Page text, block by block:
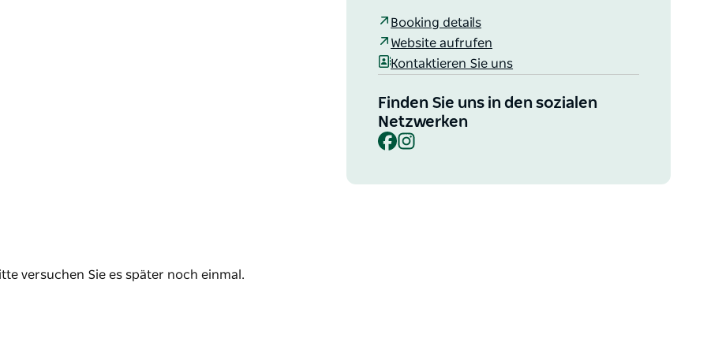
Booking details
Website aufrufen
Kontaktieren Sie uns
Finden Sie uns in den sozialen
Netzwerken
Facebook
versuchen Sie es später noch einmal.